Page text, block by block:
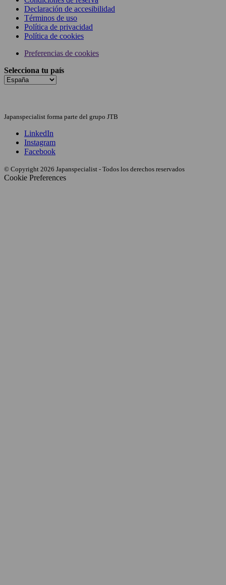
Declaración de accesibilidad
Términos de uso
Política de privacidad
Política de cookies
Preferencias de cookies
Selecciona tu país
Japanspecialist forma parte del grupo JTB
LinkedIn
Instagram
Facebook
© Copyright 2026 Japanspecialist - Todos los derechos reservados
Cookie Preferences